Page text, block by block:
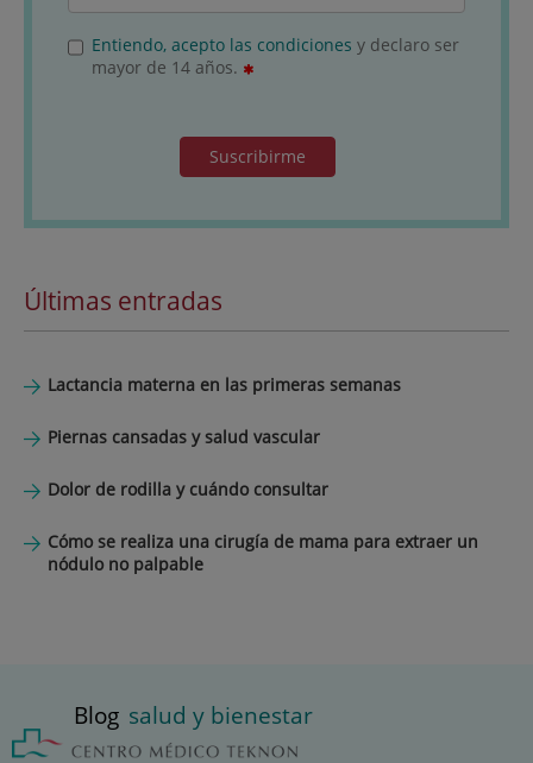
Entiendo, acepto las condiciones y declaro ser
mayor de 14 años.
Suscribirme
Últimas entradas
Lactancia materna en las primeras semanas
Piernas cansadas y salud vascular
Dolor de rodilla y cuándo consultar
Cómo se realiza una cirugía de mama para extraer un
nódulo no palpable
Blog salud y bienestar